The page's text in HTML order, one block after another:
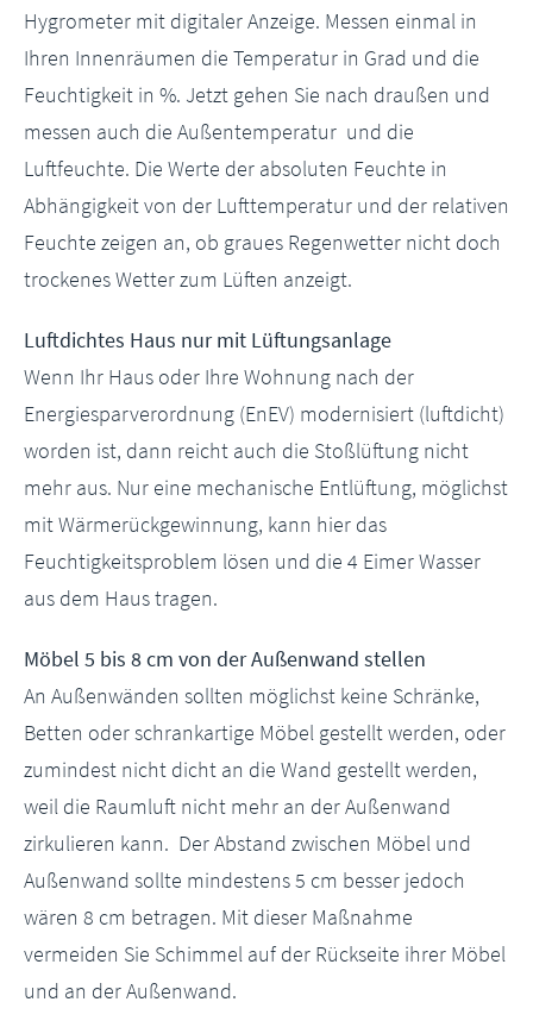
Hygrometer mit digitaler Anzeige. Messen einmal in
Ihren Innenräumen die Temperatur in Grad und die
Feuchtigkeit in %. Jetzt gehen Sie nach draußen und
messen auch die Außentemperatur und die
Luftfeuchte. Die Werte der absoluten Feuchte in
Abhängigkeit von der Lufttemperatur und der relativen
Feuchte zeigen an, ob graues Regenwetter nicht doch
trockenes Wetter zum Lüften anzeigt.
Luftdichtes Haus nur mit Lüftungsanlage
Wenn Ihr Haus oder Ihre Wohnung nach der
Energiesparverordnung (EnEV) modernisiert (luftdicht)
worden ist, dann reicht auch die Stoßlüftung nicht
mehr aus. Nur eine mechanische Entlüftung, möglichst
mit Wärmerückgewinnung, kann hier das
Feuchtigkeitsproblem lösen und die 4 Eimer Wasser
aus dem Haus tragen.
Möbel 5 bis 8 cm von der Außenwand stellen
An Außenwänden sollten möglichst keine Schränke,
Betten oder schrankartige Möbel gestellt werden, oder
zumindest nicht dicht an die Wand gestellt werden,
weil die Raumluft nicht mehr an der Außenwand
zirkulieren kann. Der Abstand zwischen Möbel und
Außenwand sollte mindestens 5 cm besser jedoch
wären 8 cm betragen. Mit dieser Maßnahme
vermeiden Sie Schimmel auf der Rückseite ihrer Möbel
und an der Außenwand.